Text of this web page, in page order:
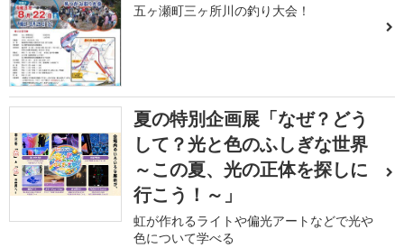
五ヶ瀬町三ヶ所川の釣り大会！
夏の特別企画展「なぜ？どう
して？光と色のふしぎな世界
～この夏、光の正体を探しに
行こう！～」
虹が作れるライトや偏光アートなどで光や
色について学べる